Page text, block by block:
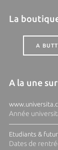
La
A
A la une
Année
Etudiants &
Dates de